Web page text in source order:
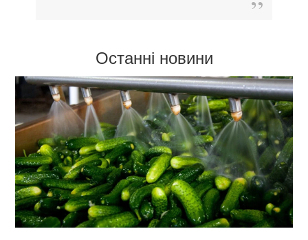
Останні новини